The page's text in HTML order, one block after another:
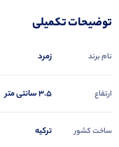
توضیحات تکمیلی
نام برند زمرد
ارتفاع 3.5 سانتی متر
ساخت کشور ترکیه